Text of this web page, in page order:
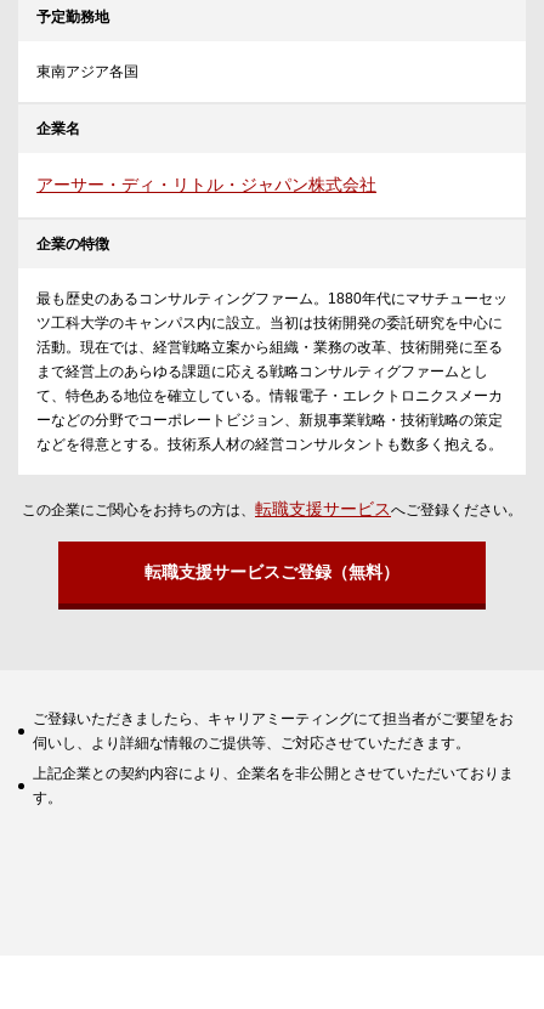
予定勤務地
東南アジア各国
企業名
アーサー・ディ・リトル・ジャパン株式会社
企業の特徴
最も歴史のあるコンサルティングファーム。1880年代にマサチューセッ
ツ工科大学のキャンパス内に設立。当初は技術開発の委託研究を中心に
活動。現在では、経営戦略立案から組織・業務の改革、技術開発に至る
まで経営上のあらゆる課題に応える戦略コンサルティグファームとし
て、特色ある地位を確立している。情報電子・エレクトロニクスメーカ
ーなどの分野でコーポレートビジョン、新規事業戦略・技術戦略の策定
などを得意とする。技術系人材の経営コンサルタントも数多く抱える。
この企業にご関心をお持ちの方は、 転職支援サービスへご登録ください。
転職支援サービスご登録（無料）
ご登録いただきましたら、キャリアミーティングにて担当者がご要望をお
伺いし、より詳細な情報のご提供等、ご対応させていただきます。
上記企業との契約内容により、企業名を非公開とさせていただいておりま
す。